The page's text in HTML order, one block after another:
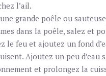
l’ail.
grande poêle ou
dans la poêle, salez et
le feu et ajoutez un fond
Ajoutez un peu d’eau
et prolongez la